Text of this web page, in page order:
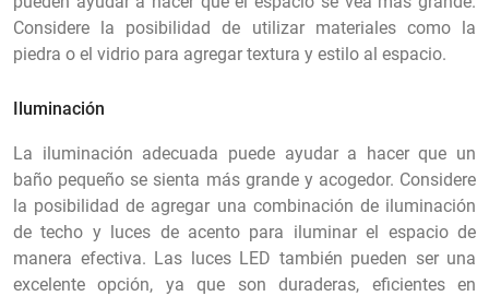
Considere la posibilidad de utilizar materiales como la
piedra o el vidrio para agregar textura y estilo al espacio.
Iluminación
La iluminación adecuada puede ayudar a hacer que un
baño pequeño se sienta más grande y acogedor. Considere
la posibilidad de agregar una combinación de iluminación
de techo y luces de acento para iluminar el espacio de
manera efectiva. Las luces LED también pueden ser una
excelente opción, ya que son duraderas, eficientes en